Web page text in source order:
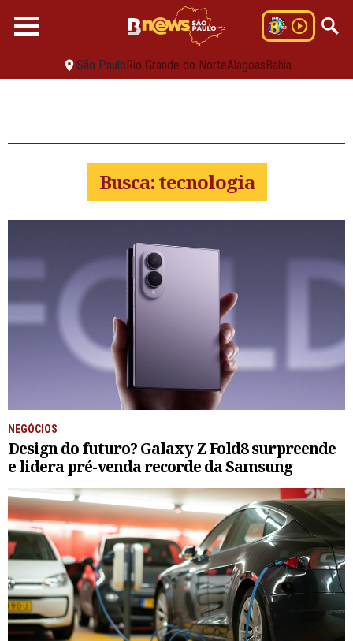
São PauloRio Grande do NorteAlagoasBahia
Busca: tecnologia
NEGÓCIOS
Design do futuro? Galaxy Z Fold8 surpreende
e lidera pré-venda recorde da Samsung